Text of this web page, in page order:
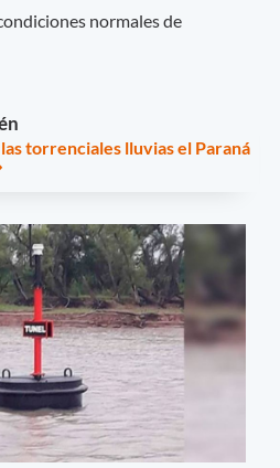
normales de
torrenciales lluvias el Paraná